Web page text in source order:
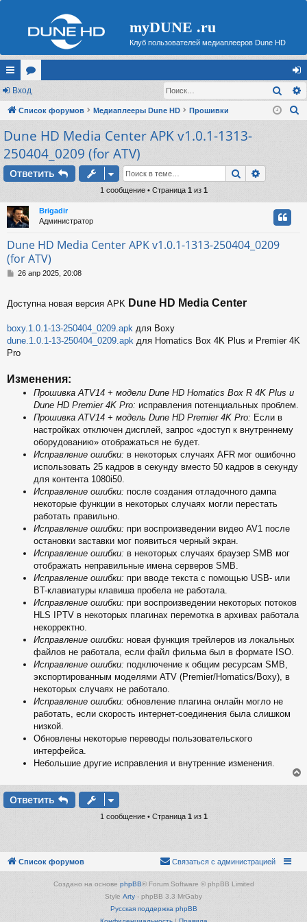
myDUNE .ru
Клуб пользователей медиаплееров Dune HD
с
ы
лк
и
ор
ум
хо
д
Вход
Список форумов Медиаплееры Dune HD Прошивки
Dune HD Media Center APK v1.0.1-1313-
250404_0209 (for ATV)
Ответить Поиск
1 сообщение • Страница 1из 1
Brigadir
Администратор
Dune HD Media Center APK v1.0.1-1313-250404_0209
(for ATV)
С
б
и
е
26 апр 2025, 20:08
Доступна новая версия APK Dune HD Media Center
boxy.1.0.1-13-250404_0209.apk для Boxy
dune.1.0.1-13-250404_0209.apk для Homatics Box 4K Plus и Premier 4K
Pro
Изменения:
Прошивка ATV14 + модели Dune HD Homatics Box R 4K Plus и
Dune HD Premier 4K Pro: исправления потенциальных проблем.
Прошивка ATV14 + модель Dune HD Premier 4K Pro: Если в
настройках отключен дисплей, запрос «доступ к внутреннему
оборудованию» отображаться не будет.
Исправление ошибки: в некоторых случаях AFR мог ошибочно
использовать 25 кадров в секунду вместо 50 кадров в секунду
для контента 1080i50.
Исправление ошибки: после создания отладочного дампа
некоторые функции в некоторых случаях могли перестать
работать правильно.
Исправление ошибки: при воспроизведении видео AV1 после
остановки заставки мог появиться черный экран.
Исправление ошибки: в некоторых случаях браузер SMB мог
отображать неправильные имена серверов SMB.
Исправление ошибки: при вводе текста с помощью USB- или
BT-клавиатуры клавиша пробела не работала.
Исправление ошибки: при воспроизведении некоторых потоков
HLS IPTV в некоторых плагинах перемотка в архивах работала
некорректно.
Исправление ошибки: новая функция трейлеров из локальных
файлов не работала, если файл фильма был в формате ISO.
Исправление ошибки: подключение к общим ресурсам SMB,
экспортированным моделями ATV (Premier/Homatics/Boxy), в
некоторых случаях не работало.
Исправление ошибки: обновление плагина онлайн могло не
работать, если скорость интернет-соединения была слишком
низкой.
Обновлены некоторые переводы пользовательского
интерфейса.
Небольшие другие исправления и внутренние изменения.
е
к
Ответить
1 сообщение • Страница 1из 1
Список форумов Связаться с администрацией
Создано на основе phpBB® Forum Software © phpBB Limited
Style Arty - phpBB 3.3 MrGaby
Русская поддержка phpBB